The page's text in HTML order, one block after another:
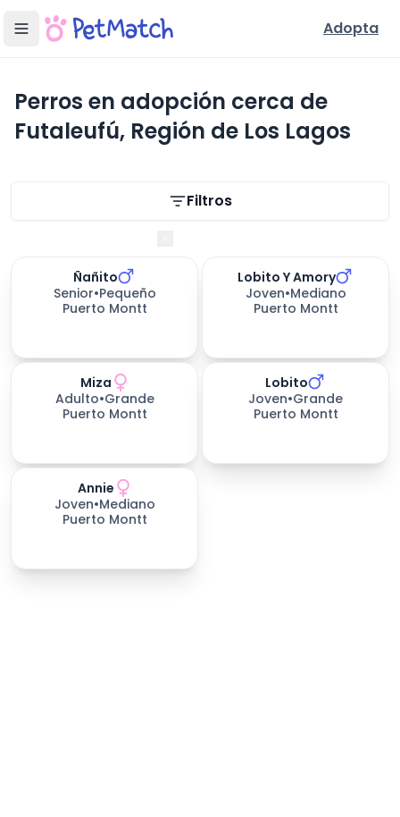
Adopta
Perros en adopción cerca de
Futaleufú, Región de Los Lagos
Filtros
Ñañito
Senior•Pequeño
Puerto Montt
Lobito Y Amory
Joven•Mediano
Puerto Montt
días esperando
Miza
Adulto•Grande
Puerto Montt
Lobito
Joven•Grande
Puerto Montt
días esperando
Annie
Joven•Mediano
Puerto Montt